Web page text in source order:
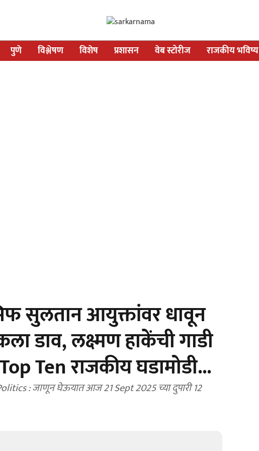
पुणे विश्लेषण विशेष प्रशासन वेब स्टोरीज राजकीय भविष्य
सुलतान आयुक्तांवर धावून
डाव, लक्ष्मण हाकेंची गाडी
Ten राजकीय घडामोडी...
आज 21 Sept 2025 च्या दुपारी 12